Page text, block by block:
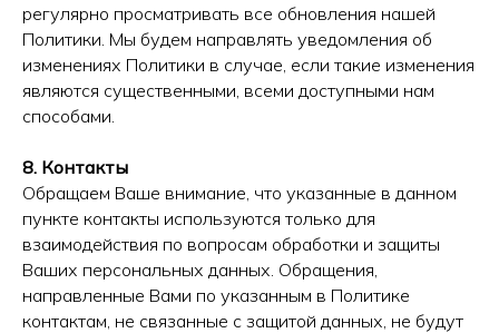
регулярно просматривать все обновления нашей
Политики. Мы будем направлять уведомления об
изменениях Политики в случае, если такие изменения
являются существенными, всеми доступными нам
способами.
8. Контакты
Обращаем Ваше внимание, что указанные в данном
пункте контакты используются только для
взаимодействия по вопросам обработки и защиты
Ваших персональных данных. Обращения,
направленные Вами по указанным в Политике
контактам, не связанные с защитой данных, не будут